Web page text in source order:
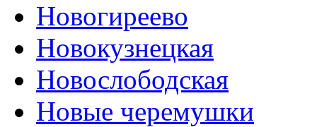
Новогиреево
Новокузнецкая
Новослободская
Новые черемушки